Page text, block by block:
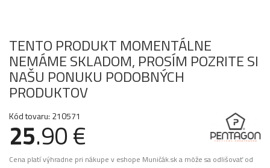
TENTO PRODUKT MOMENTÁLNE
NEMÁME SKLADOM, PROSÍM POZRITE SI
NAŠU PONUKU PODOBNÝCH
PRODUKTOV
Kód tovaru: 210571
25.90 €
Cena platí výhradne pri nákupe v eshope Muničák.sk a môže sa odlišovať od